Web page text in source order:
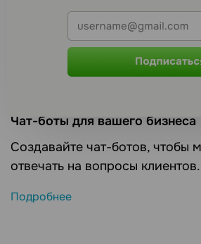
Чат-боты для вашего бизнеса
Создавайте чат-ботов, чтобы мгновенно
отвечать на вопросы клиентов.
Подробнее